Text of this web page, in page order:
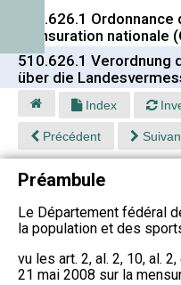
510.626.1
mensuration nationale
510.626.1 Verordnung
über die
Index
Précédent
Préambule
Le Département fédéral
la population et des
vu les art. 2, al. 2, 10, al.
21 mai 2008 sur la